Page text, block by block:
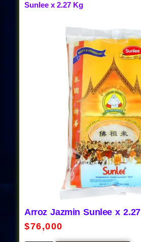
Sunlee x 2.27 Kg
Arroz Jazmin Sunlee x
$76,000